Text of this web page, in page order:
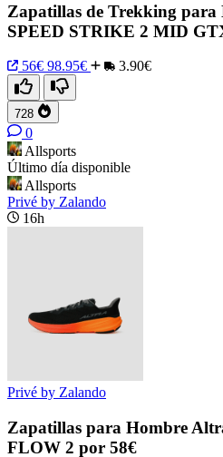
Zapatillas de Trekking para
SPEED STRIKE 2 MID
56€ 98.95€ 3.90€
728
0
Allsports
Último día disponible
Allsports
Privé by Zalando
16h
Privé by Zalando
Zapatillas para Hombre
FLOW 2 por 58€